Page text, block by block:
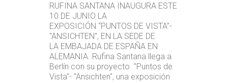
RUFINA SANTANA INAUGURA ESTE
10 DE JUNIO LA
EXPOSICIÓN “PUNTOS DE VISTA”-
"ANSICHTEN", EN LA SEDE DE
LA EMBAJADA DE ESPAÑA EN
ALEMANIA. Rufina Santana llega a
Berlín con su proyecto "Puntos de
Vista"- "Ansichten", una exposición